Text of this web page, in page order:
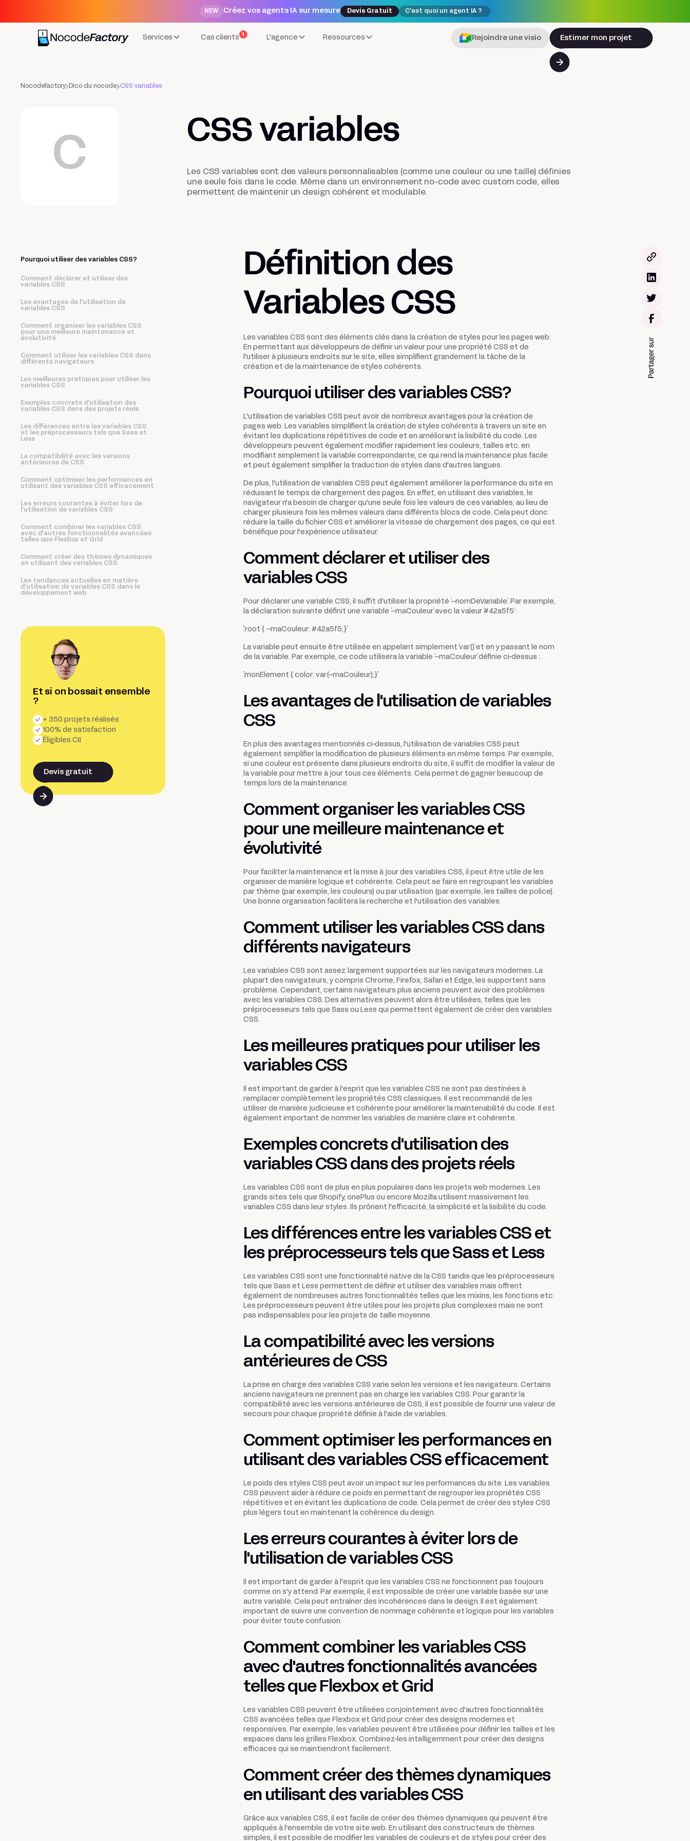
NEW Créez vos agents IA sur mesure Devis Gratuit C'est quoi un agent IA ?
Services Cas clients
1
L'agence Ressources Rejoindre une visio Estimer mon projet
Nocodefactory Dico du nocode CSS variables
C
CSS variables
Les CSS variables sont des valeurs personnalisables (comme une couleur ou une taille) définies
une seule fois dans le code. Même dans un environnement no-code avec custom code, elles
permettent de maintenir un design cohérent et modulable.
Pourquoi utiliser des variables CSS?
Comment déclarer et utiliser des
variables CSS
Les avantages de l'utilisation de
variables CSS
Comment organiser les variables CSS
pour une meilleure maintenance et
évolutivité
Comment utiliser les variables CSS dans
différents navigateurs
Les meilleures pratiques pour utiliser les
variables CSS
Exemples concrets d'utilisation des
variables CSS dans des projets réels
Les différences entre les variables CSS
et les préprocesseurs tels que Sass et
Less
La compatibilité avec les versions
antérieures de CSS
Comment optimiser les performances en
utilisant des variables CSS efficacement
Les erreurs courantes à éviter lors de
l'utilisation de variables CSS
Comment combiner les variables CSS
avec d'autres fonctionnalités avancées
telles que Flexbox et Grid
Comment créer des thèmes dynamiques
en utilisant des variables CSS
Les tendances actuelles en matière
d'utilisation de variables CSS dans le
développement web
Et si on bossait ensemble
?
+ 350 projets réalisés
100% de satisfaction
Éligibles CII
Devis gratuit
Définition des
Variables CSS
Les variables CSS sont des éléments clés dans la création de styles pour les pages web.
En permettant aux développeurs de définir un valeur pour une propriété CSS et de
l'utiliser à plusieurs endroits sur le site, elles simplifient grandement la tâche de la
création et de la maintenance de styles cohérents.
Pourquoi utiliser des variables CSS?
L'utilisation de variables CSS peut avoir de nombreux avantages pour la création de
pages web. Les variables simplifient la création de styles cohérents à travers un site en
évitant les duplications répétitives de code et en améliorant la lisibilité du code. Les
développeurs peuvent également modifier rapidement les couleurs, tailles etc. en
modifiant simplement la variable correspondante, ce qui rend la maintenance plus facile
et peut également simplifier la traduction de styles dans d'autres langues.
De plus, l'utilisation de variables CSS peut également améliorer la performance du site en
réduisant le temps de chargement des pages. En effet, en utilisant des variables, le
navigateur n'a besoin de charger qu'une seule fois les valeurs de ces variables, au lieu de
charger plusieurs fois les mêmes valeurs dans différents blocs de code. Cela peut donc
réduire la taille du fichier CSS et améliorer la vitesse de chargement des pages, ce qui est
bénéfique pour l'expérience utilisateur.
Comment déclarer et utiliser des
variables CSS
Pour déclarer une variable CSS, il suffit d'utiliser la propriété `--nomDeVariable`. Par exemple,
la déclaration suivante définit une variable `--maCouleur` avec la valeur `#42a5f5` :
```:root { --maCouleur: #42a5f5;}```
La variable peut ensuite être utilisée en appelant simplement `var()` et en y passant le nom
de la variable. Par exemple, ce code utilisera la variable `--maCouleur` définie ci-dessus :
```.monElement { color: var(--maCouleur);}```
Les avantages de l'utilisation de variables
CSS
En plus des avantages mentionnés ci-dessus, l'utilisation de variables CSS peut
également simplifier la modification de plusieurs éléments en même temps. Par exemple,
si une couleur est présente dans plusieurs endroits du site, il suffit de modifier la valeur de
la variable pour mettre à jour tous ces éléments. Cela permet de gagner beaucoup de
temps lors de la maintenance.
Comment organiser les variables CSS
pour une meilleure maintenance et
évolutivité
Pour faciliter la maintenance et la mise à jour des variables CSS, il peut être utile de les
organiser de manière logique et cohérente. Cela peut se faire en regroupant les variables
par thème (par exemple, les couleurs) ou par utilisation (par exemple, les tailles de police).
Une bonne organisation facilitera la recherche et l'utilisation des variables.
Comment utiliser les variables CSS dans
différents navigateurs
Les variables CSS sont assez largement supportées sur les navigateurs modernes. La
plupart des navigateurs, y compris Chrome, Firefox, Safari et Edge, les supportent sans
problème. Cependant, certains navigateurs plus anciens peuvent avoir des problèmes
avec les variables CSS. Des alternatives peuvent alors être utilisées, telles que les
préprocesseurs tels que Sass ou Less qui permettent également de créer des variables
CSS.
Les meilleures pratiques pour utiliser les
variables CSS
Il est important de garder à l'esprit que les variables CSS ne sont pas destinées à
remplacer complètement les propriétés CSS classiques. Il est recommandé de les
utiliser de manière judicieuse et cohérente pour améliorer la maintenabilité du code. Il est
également important de nommer les variables de manière claire et cohérente.
Exemples concrets d'utilisation des
variables CSS dans des projets réels
Les variables CSS sont de plus en plus populaires dans les projets web modernes. Les
grands sites tels que Shopify, onePlus ou encore Mozilla utilisent massivement les
variables CSS dans leur styles. Ils prônent l'efficacité, la simplicité et la lisibilité du code.
Les différences entre les variables CSS et
les préprocesseurs tels que Sass et Less
Les variables CSS sont une fonctionnalité native de la CSS tandis que les préprocesseurs
tels que Sass et Less permettent de définir et utiliser des variables mais offrent
également de nombreuses autres fonctionnalités telles que les mixins, les fonctions etc.
Les préprocesseurs peuvent être utiles pour les projets plus complexes mais ne sont
pas indispensables pour les projets de taille moyenne.
La compatibilité avec les versions
antérieures de CSS
La prise en charge des variables CSS varie selon les versions et les navigateurs. Certains
anciens navigateurs ne prennent pas en charge les variables CSS. Pour garantir la
compatibilité avec les versions antérieures de CSS, il est possible de fournir une valeur de
secours pour chaque propriété définie à l'aide de variables.
Comment optimiser les performances en
utilisant des variables CSS efficacement
Le poids des styles CSS peut avoir un impact sur les performances du site. Les variables
CSS peuvent aider à réduire ce poids en permettant de regrouper les propriétés CSS
répétitives et en évitant les duplications de code. Cela permet de créer des styles CSS
plus légers tout en maintenant la cohérence du design.
Les erreurs courantes à éviter lors de
l'utilisation de variables CSS
Il est important de garder à l'esprit que les variables CSS ne fonctionnent pas toujours
comme on s'y attend. Par exemple, il est impossible de créer une variable basée sur une
autre variable. Cela peut entraîner des incohérences dans le design. Il est également
important de suivre une convention de nommage cohérente et logique pour les variables
pour éviter toute confusion.
Comment combiner les variables CSS
avec d'autres fonctionnalités avancées
telles que Flexbox et Grid
Les variables CSS peuvent être utilisées conjointement avec d'autres fonctionnalités
CSS avancées telles que Flexbox et Grid pour créer des designs modernes et
responsives. Par exemple, les variables peuvent être utilisées pour définir les tailles et les
espaces dans les grilles Flexbox. Combinez-les intelligemment pour créer des designs
efficaces qui se maintiendront facilement.
Comment créer des thèmes dynamiques
en utilisant des variables CSS
Grâce aux variables CSS, il est facile de créer des thèmes dynamiques qui peuvent être
appliqués à l'ensemble de votre site web. En utilisant des constructeurs de thèmes
simples, il est possible de modifier les variables de couleurs et de styles pour créer des